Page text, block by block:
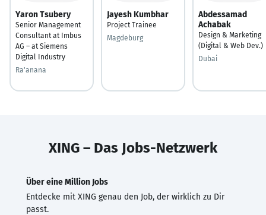
Yaron Tsubery
Senior Management
Consultant at Imbus
AG – at Siemens
Digital Industry
Ra'anana
Jayesh Kumbhar
Project Trainee
Magdeburg
Abdessamad
Achabak
Design & Marketing
(Digital & Web Dev.)
Dubai
XING – Das Jobs-Netzwerk
Über eine Million Jobs
Entdecke mit XING genau den Job, der wirklich zu Dir
passt.